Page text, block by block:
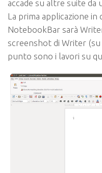
accade su altre suite da
La prima applicazione
NotebookBar sarà
screenshot di Writer
punto sono i lavori su